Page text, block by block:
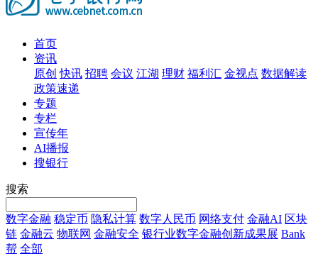
首页
资讯
原创 快讯 招聘 会议 江湖 理财 福利汇 金视点 数据解读
政策速递
专题
专栏
宣传年
AI播报
搜银行
搜索
数字金融 稳定币 隐私计算 数字人民币 网络支付 金融AI 区块
链 金融云 物联网 金融安全 银行业数字金融创新成果展 Bank
帮 全部